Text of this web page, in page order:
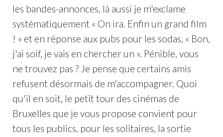
les bandes-annonces, là aussi je m'exclame
systématiquement « On ira. Enfin un grand film
! » et en réponse aux pubs pour les sodas, « Bon,
j'ai soif, je vais en chercher un ». Pénible, vous
ne trouvez pas ? Je pense que certains amis
refusent désormais de m'accompagner. Quoi
qu'il en soit, le petit tour des cinémas de
Bruxelles que je vous propose convient pour
tous les publics, pour les solitaires, la sortie